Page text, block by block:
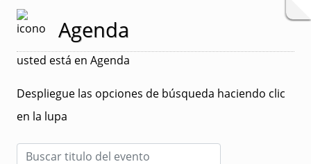
Agenda
usted está en Agenda
Despliegue las opciones de búsqueda haciendo clic
en la lupa